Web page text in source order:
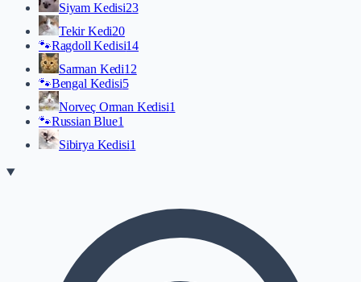
Siyam Kedisi23
Tekir Kedi20
🐾Ragdoll Kedisi14
Sarman Kedi12
🐾Bengal Kedisi5
Norveç Orman Kedisi1
🐾Russian Blue1
Sibirya Kedisi1